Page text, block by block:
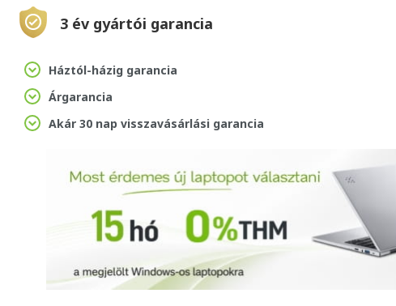
3 év gyártói garancia
Háztól-házig garancia
Árgarancia
Akár 30 nap visszavásárlási garancia